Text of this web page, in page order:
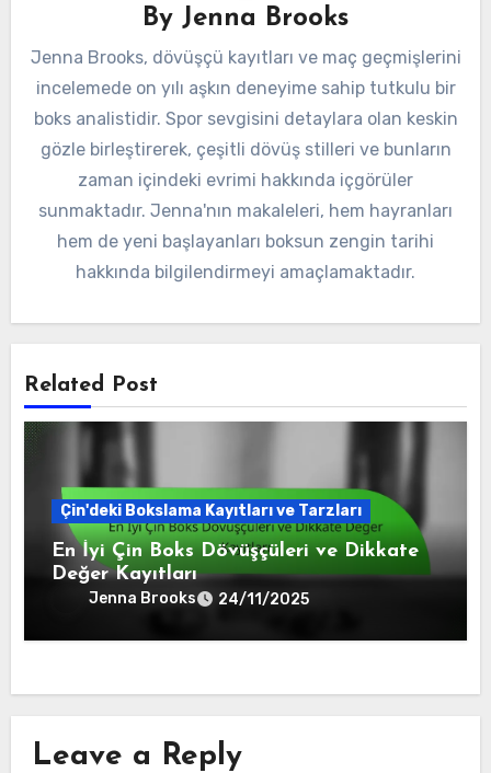
By Jenna Brooks
Jenna Brooks, dövüşçü kayıtları ve maç geçmişlerini
incelemede on yılı aşkın deneyime sahip tutkulu bir
boks analistidir. Spor sevgisini detaylara olan keskin
gözle birleştirerek, çeşitli dövüş stilleri ve bunların
zaman içindeki evrimi hakkında içgörüler
sunmaktadır. Jenna'nın makaleleri, hem hayranları
hem de yeni başlayanları boksun zengin tarihi
hakkında bilgilendirmeyi amaçlamaktadır.
Related Post
Çin'deki Bokslama Kayıtları ve Tarzları
En İyi Çin Boks Dövüşçüleri ve Dikkate
Değer Kayıtları
Jenna Brooks 24/11/2025
Leave a Reply